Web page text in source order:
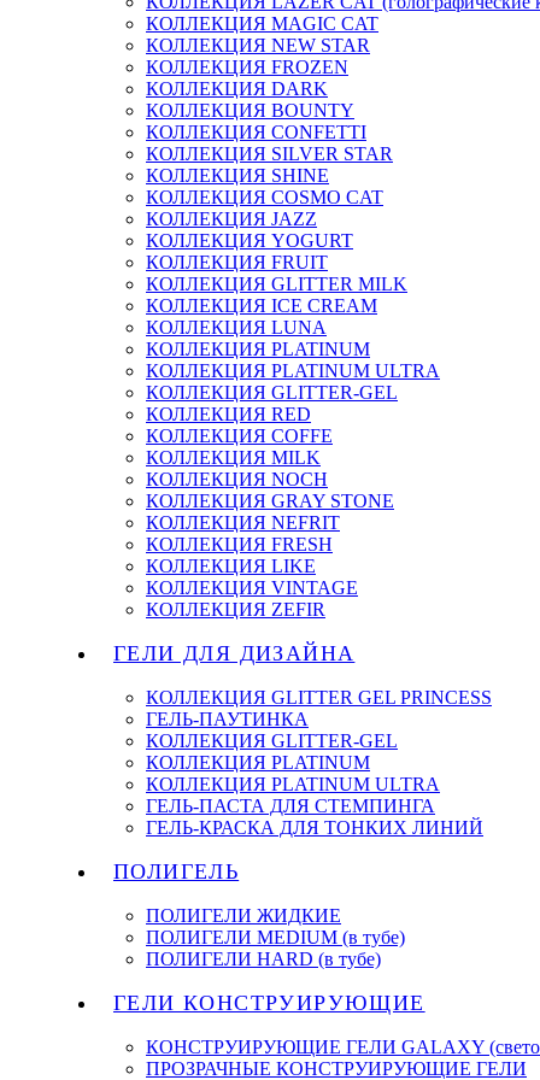
КОЛЛЕКЦИЯ MAGIC CAT
КОЛЛЕКЦИЯ NEW STAR
КОЛЛЕКЦИЯ FROZEN
КОЛЛЕКЦИЯ DARK
КОЛЛЕКЦИЯ BOUNTY
КОЛЛЕКЦИЯ CONFETTI
КОЛЛЕКЦИЯ SILVER STAR
КОЛЛЕКЦИЯ SHINE
КОЛЛЕКЦИЯ COSMO CAT
КОЛЛЕКЦИЯ JAZZ
КОЛЛЕКЦИЯ YOGURT
КОЛЛЕКЦИЯ FRUIT
КОЛЛЕКЦИЯ GLITTER MILK
КОЛЛЕКЦИЯ ICE CREAM
КОЛЛЕКЦИЯ LUNA
КОЛЛЕКЦИЯ PLATINUM
КОЛЛЕКЦИЯ PLATINUM ULTRA
КОЛЛЕКЦИЯ GLITTER-GEL
КОЛЛЕКЦИЯ RED
КОЛЛЕКЦИЯ COFFE
КОЛЛЕКЦИЯ MILK
КОЛЛЕКЦИЯ NOCH
КОЛЛЕКЦИЯ GRAY STONE
КОЛЛЕКЦИЯ NEFRIT
КОЛЛЕКЦИЯ FRESH
КОЛЛЕКЦИЯ LIKE
КОЛЛЕКЦИЯ VINTAGE
КОЛЛЕКЦИЯ ZEFIR
ГЕЛИ ДЛЯ ДИЗАЙНА
КОЛЛЕКЦИЯ GLITTER GEL PRINCESS
ГЕЛЬ-ПАУТИНКА
КОЛЛЕКЦИЯ GLITTER-GEL
КОЛЛЕКЦИЯ PLATINUM
КОЛЛЕКЦИЯ PLATINUM ULTRA
ГЕЛЬ-ПАСТА ДЛЯ СТЕМПИНГА
ГЕЛЬ-КРАСКА ДЛЯ ТОНКИХ ЛИНИЙ
ПОЛИГЕЛЬ
ПОЛИГЕЛИ ЖИДКИЕ
ПОЛИГЕЛИ MEDIUM (в тубе)
ПОЛИГЕЛИ HARD (в тубе)
ГЕЛИ КОНСТРУИРУЮЩИЕ
КОНСТРУИРУЮЩИЕ ГЕЛИ GALAXY
ПРОЗРАЧНЫЕ КОНСТРУИРУЮЩИЕ ГЕЛИ